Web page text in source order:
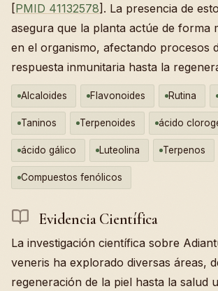
[PMID 41132578]. La presencia de
asegura que la planta actúe de forma
en el organismo, afectando procesos
respuesta inmunitaria hasta la
Alcaloides Flavonoides Rutina
Taninos Terpenoides ácido
ácido gálico Luteolina Terpenos
Compuestos fenólicos
Evidencia Científica
La investigación científica sobre
veneris ha explorado diversas áreas,
regeneración de la piel hasta la salud